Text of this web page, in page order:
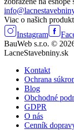
Viac o našich
Instagram
BauWeb s.r.o. ©
LacneStavebniny.sk
Kontakt
Ochrana
Blog
Obchodné
GDPR
O nás
Cenník